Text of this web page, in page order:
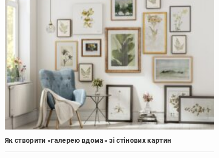
Як створити «галерею вдома» зі стінових картин